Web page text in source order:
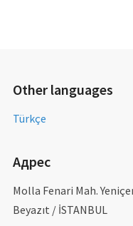
Other languages
Türkçe
Адрес
Molla Fenari Mah.
Beyazıt / İSTANBUL